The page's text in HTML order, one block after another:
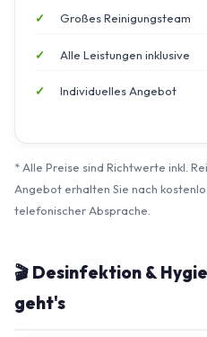
Großes Reinigungsteam
Alle Leistungen inklusive
Individuelles Angebot
* Alle Preise sind Richtwerte inkl.
Angebot erhalten Sie nach
telefonischer Absprache.
🎬 Desinfektion &
geht's